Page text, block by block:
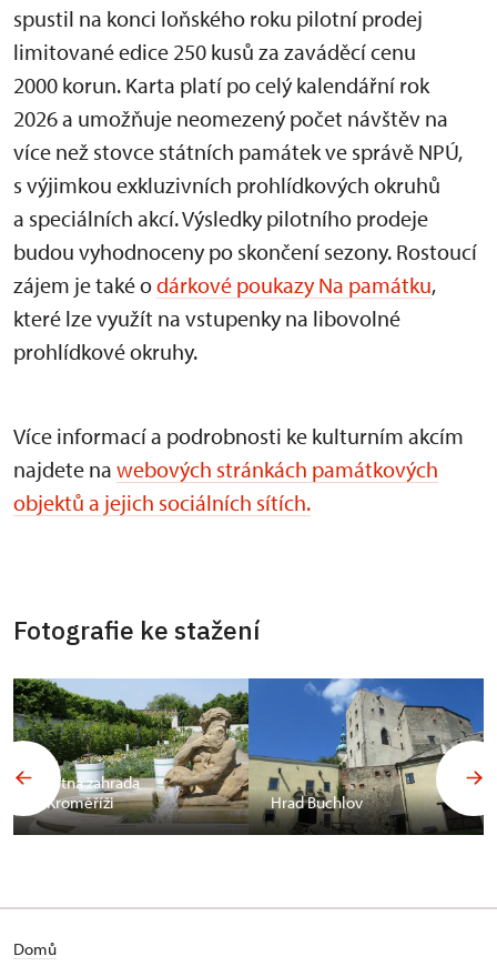
spustil na konci loňského roku pilotní prodej
limitované edice 250 kusů za zaváděcí cenu
2000 korun. Karta platí po celý kalendářní rok
2026 a umožňuje neomezený počet návštěv na
více než stovce státních památek ve správě NPÚ,
s výjimkou exkluzivních prohlídkových okruhů
a speciálních akcí. Výsledky pilotního prodeje
budou vyhodnoceny po skončení sezony. Rostoucí
zájem je také odárkové poukazy Na památku,
které lze využít na vstupenky na libovolné
prohlídkové okruhy.
Více informací a podrobnosti ke kulturním akcím
najdete na webových stránkách památkových
objektů a jejich sociálních sítích.
Fotografie ke stažení
Květná zahrada
v Kroměříži
Hrad Buchlov
Domů